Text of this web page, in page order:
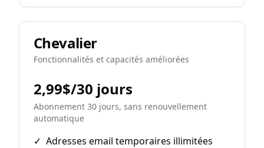
Chevalier
Fonctionnalités et capacités améliorées
2,99$/30 jours
Abonnement 30 jours, sans renouvellement
automatique
✓ Adresses email temporaires illimitées